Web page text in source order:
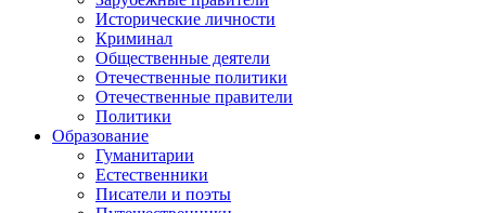
Исторические личности
Криминал
Общественные деятели
Отечественные политики
Отечественные правители
Политики
Образование
Гуманитарии
Естественники
Писатели и поэты